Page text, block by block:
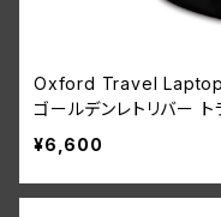
Oxford Travel
ゴ
¥6,600